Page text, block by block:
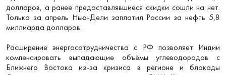
долларов, а ранее предоставлявшиеся скидки сошли на нет.
Только за апрель Нью-Дели заплатил России за нефть 5,8
миллиарда долларов.
Расширение энергосотрудничества с РФ позволяет Индии
компенсировать выпадающие объёмы углеводородов с
Ближнего Востока из-за кризиса в регионе и блокады